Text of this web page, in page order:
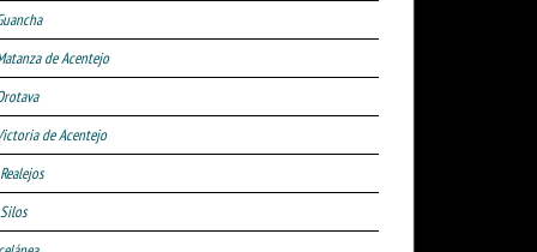
de Acentejo
de Acentejo